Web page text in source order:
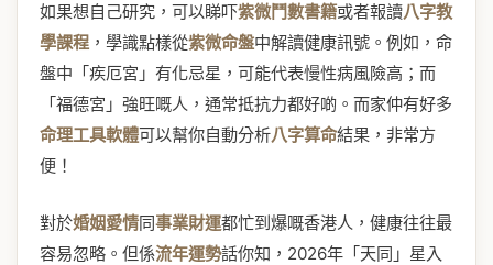
如果想自己研究，可以睇吓紫微鬥數書籍或者報讀八字教
學課程 ，學識點樣從紫微命盤中解讀健康訊號。例如，命
盤中「疾厄宮」有化忌星，可能代表慢性病風險高；而
「福德宮」強旺嘅人，通常抵抗力都好啲。而家仲有好多
命理工具軟體可以幫你自動分析八字算命結果，非常方
便！
對於婚姻愛情同事業財運都忙到爆嘅香港人，健康往往最
容易忽略。但係流年運勢話你知，2026年「天同」星入